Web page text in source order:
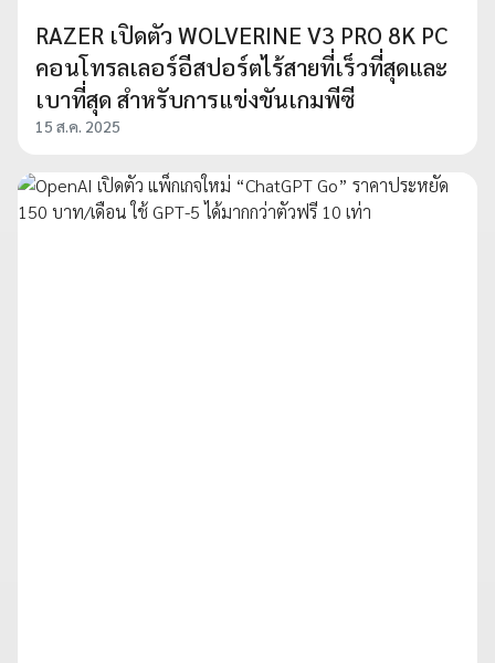
RAZER เปิดตัว WOLVERINE V3 PRO 8K PC
คอนโทรลเลอร์อีสปอร์ตไร้สายที่เร็วที่สุดและ
เบาที่สุด สำหรับการแข่งขันเกมพีซี
15 ส.ค. 2025